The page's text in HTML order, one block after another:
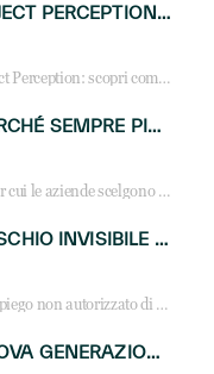
MICROSOFT PROJECT PERCEPTION: COME GLI AGENTI AI CAMBIERANNO SOC, CYBERSECURITY E SERVIZI MSP
Microsoft presenta Project Perception: scopri come gli agenti AI possono trasformare cybersecurity, SOC e servizi gestiti degli MSP.
HP PROBOOK: PERCHÉ SEMPRE PIÙ AZIENDE SCELGONO NOTEBOOK PROGETTATI PER IL LAVORO MODERNO
HP ProBook: 5 motivi per cui le aziende scelgono i notebook business HP per migliorare produttività, sicurezza e gestione dell’AI.
SHADOW AI: IL RISCHIO INVISIBILE CHE LE AZIENDE POSSONO GOVERNARE
Shadow AI riguardo l’impiego non autorizzato di sistemi AI all’interno dell’azienda. E’ una pratica che si diffonde a partire dai dipendenti fino ai dirigenti e mette a repentaglio la cybersecurity, con costi più elevati per le organizzazioni. Due recenti report illustrano il fenomeno e forniscono dati in merito
NAS QNAP DI NUOVA GENERAZIONE: PIÙ PRESTAZIONI, SCALABILITÀ E PROTEZIONE DEI DATI PER LE INFRASTRUTTURE IT MODERNE